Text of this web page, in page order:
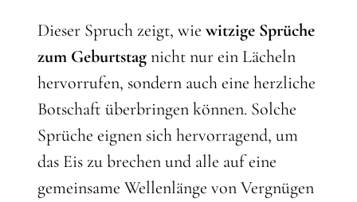
Dieser Spruch zeigt, wiewitzige Sprüche
zum Geburtstagnicht nur ein Lächeln
hervorrufen, sondern auch eine herzliche
Botschaft überbringen können. Solche
Sprüche eignen sich hervorragend, um
das Eis zu brechen und alle auf eine
gemeinsame Wellenlänge von Vergnügen